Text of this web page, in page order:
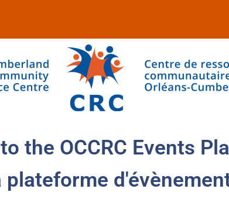
the OCCRC Events